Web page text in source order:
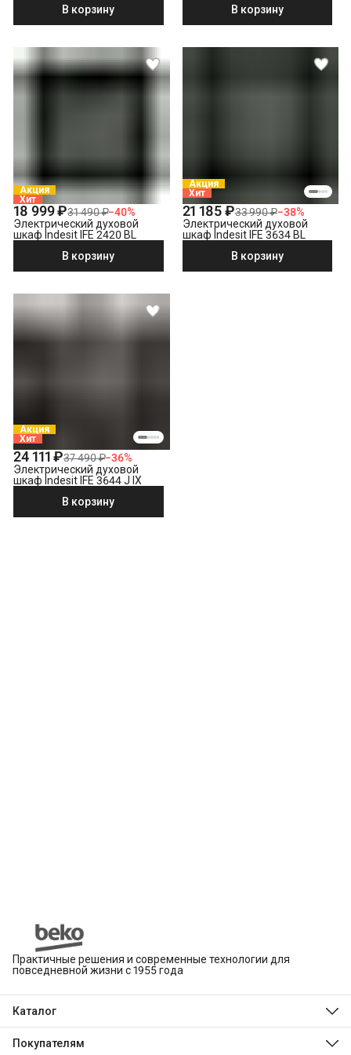
В корзину
В корзину
Акция
Хит
18 999 ₽31 490 ₽−40%
Электрический духовой
шкаф Indesit IFE 2420 BL
В корзину
Акция
Хит
21 185 ₽33 990 ₽−38%
Электрический духовой
шкаф Indesit IFE 3634 BL
В корзину
Акция
Хит
24 111 ₽37 490 ₽−36%
Электрический духовой
шкаф Indesit IFE 3644 J IX
В корзину
Практичные решения и современные технологии для
повседневной жизни с 1955 года
Каталог
Hotpoint
Покупателям